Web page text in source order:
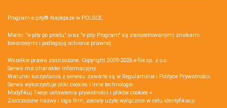
Program e-pity® Najlepsze w POLSCE.
Marki: "e-pity po prostu" oraz "e-pity Program" są zarejestrowanymi znakami
towarowymi i podlegają ochronie prawnej.
Wszelkie prawa zastrzeżone. Copyright 2009-2026 e-file sp. z o.o.
Serwis ma charakter informacyjny.
Warunki korzystania z serwisu zawarte są w Regulaminie i Polityce Prywatności.
Serwis wykorzystuje pliki cookies i inne technologie.
Modyfikuj Twoje ustawienia prywatności i plików cookies »
Zastrzeżone nazwy i loga firm, zostały użyte wyłącznie w celu identyfikacji.